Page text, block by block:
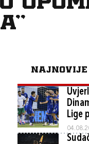
NAJNOVIJE
Lige